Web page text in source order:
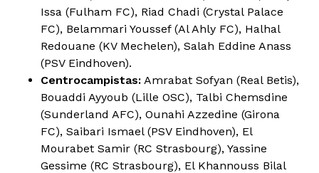
Issa (Fulham FC), Riad Chadi (Crystal Palace
FC), Belammari Youssef (Al Ahly FC), Halhal
Redouane (KV Mechelen), Salah Eddine Anass
(PSV Eindhoven).
Centrocampistas:Amrabat Sofyan (Real Betis),
Bouaddi Ayyoub (Lille OSC), Talbi Chemsdine
(Sunderland AFC), Ounahi Azzedine (Girona
FC), Saibari Ismael (PSV Eindhoven), El
Mourabet Samir (RC Strasbourg), Yassine
Gessime (RC Strasbourg), El Khannouss Bilal